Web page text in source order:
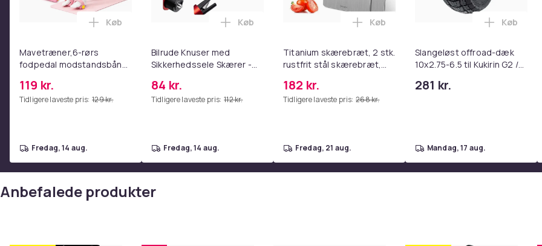
Mavetræner,6-rørs
fodpedal modstandsbånd
yoga og
hjemmetræningscenter
119 kr.
Tidligere laveste pris: 129 kr.
Læg Mavetræner,6-rørs fodpedal modstandsbånd - Mave- og coretræning, yoga og
Køb
fredag, 14 aug.
Bilrude Knuser med
Sikkerhedssele Skærer -
Kompatibel med Alle
Bilmodeller Red
84 kr.
Tidligere laveste pris: 112 kr.
Læg Bilrude Knuser med Sikkerhedssele Skærer -
Køb
fredag, 14 aug.
Titanium skærebræt, 2 stk.
rustfrit stål skærebræt,
skærebræt
182 kr.
Tidligere laveste pris: 268 kr.
Læg Titanium skærebræt, 2 stk.
Køb
fredag, 21 aug.
Slangeløst offroad-dæk
10x2.75-6.5 til Kukirin G2 /
/ R3 / R6 / Ausom DT2 Pro /
281 kr.
Læg
Køb
mandag, 17 aug.
Anbefalede produkter